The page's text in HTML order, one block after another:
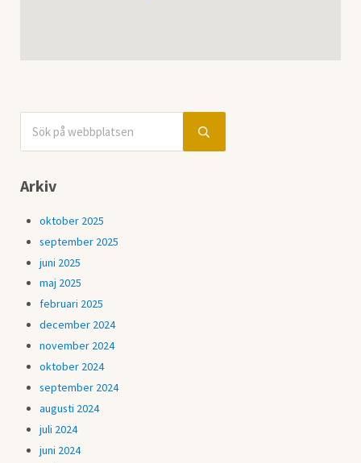
Sidebar
Submit search
Arkiv
oktober 2025
september 2025
juni 2025
maj 2025
februari 2025
december 2024
november 2024
oktober 2024
september 2024
augusti 2024
juli 2024
juni 2024